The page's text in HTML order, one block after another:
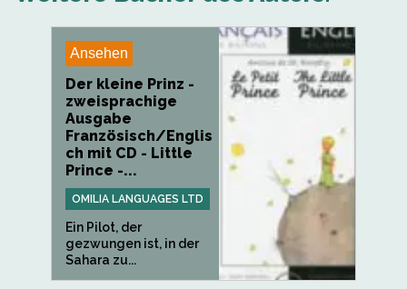
Ansehen
Der kleine Prinz -
zweisprachige
Ausgabe
Französisch/Englis
ch mit CD - Little
Prince -...
OMILIA LANGUAGES LTD
Ein Pilot, der
gezwungen ist, in der
Sahara zu...